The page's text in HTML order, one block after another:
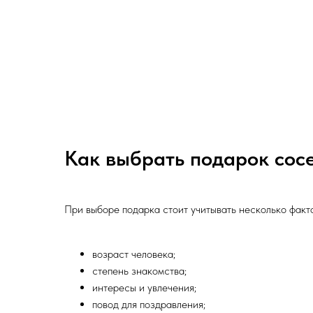
Как выбрать подарок
При выборе подарка стоит учитывать несколько
возраст человека;
степень знакомства;
интересы и увлечения;
повод для поздравления;